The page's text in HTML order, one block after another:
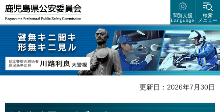
鹿児島県公安委員会
検索
メニュー
閲覧支援
Language
聲無キニ聴キ 形無キニ見ル 日本警察の創始者 鹿児島県出身 川路利良
大警視
更新日：2026年7月30日